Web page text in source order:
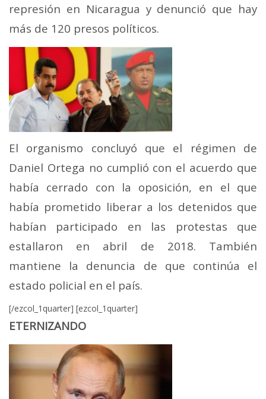
represión en Nicaragua y denunció que hay
más de 120 presos políticos.
El organismo concluyó que el régimen de
Daniel Ortega no cumplió con el acuerdo que
había cerrado con la oposición, en el que
había prometido liberar a los detenidos que
habían participado en las protestas que
estallaron en abril de 2018. También
mantiene la denuncia de que continúa el
estado policial en el país.
[/ezcol_1quarter] [ezcol_1quarter]
ETERNIZANDO